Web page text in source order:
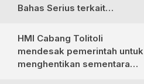
Bahas Serius terkait
Desa
HMI Cabang Tolitoli
mendesak pemerintah untuk
menghentikan sementara